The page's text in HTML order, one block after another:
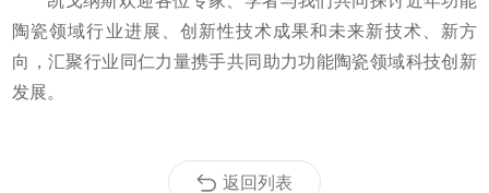
陶瓷领域行业进展、创新性技术成果和未来新技术、新方
向，汇聚行业同仁力量携手共同助力功能陶瓷领域科技创新
发展。
返回列表